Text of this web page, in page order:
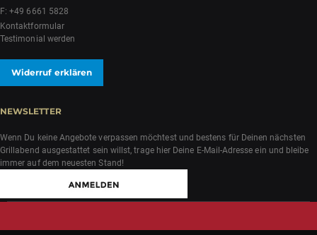
F: +49 6661 5828
Kontaktformular
Testimonial werden
Widerruf erklären
NEWSLETTER
Wenn Du keine Angebote verpassen möchtest und bestens für Deinen nächsten
Grillabend ausgestattet sein willst, trage hier Deine E-Mail-Adresse ein und bleibe
immer auf dem neuesten Stand!